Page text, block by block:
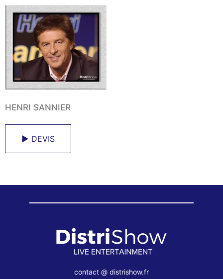
HENRI SANNIER
► DEVIS
contact @ distrishow.fr